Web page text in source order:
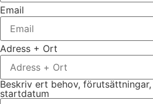
Email
Adress + Ort
Beskriv ert behov,
startdatum